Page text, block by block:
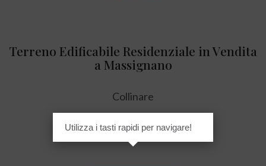
Terreno Edificabile Residenziale in Vendita
a Massignano
Collinare
918 mq
Utilizza i tasti rapidi per navigare!